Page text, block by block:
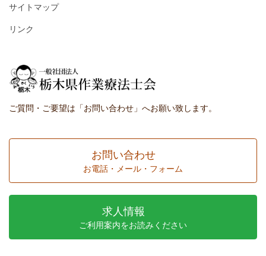
サイトマップ
リンク
ご質問・ご要望は「お問い合わせ」へお願い致します。
お問い合わせ
お電話・メール・フォーム
求人情報
ご利用案内をお読みください